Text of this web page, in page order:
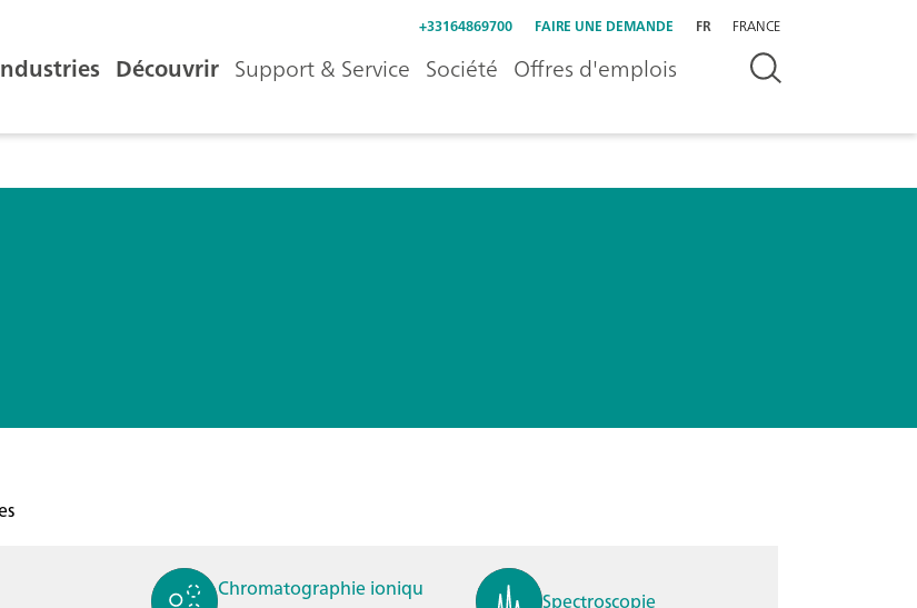
+33164869700 FAIRE UNE DEMANDE FR FRANCE
Découvrir Support & Service Société Offres d'emplois
Chromatographie ioniqu
Spectroscopie